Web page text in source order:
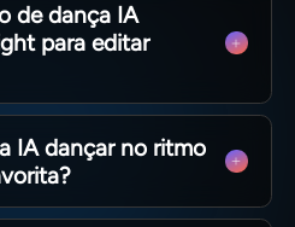
de dança IA
para editar
após baixar, você
de edição de
sobreposições,
para torná-lo mais
IA dançar no ritmo
um prompt detalhado